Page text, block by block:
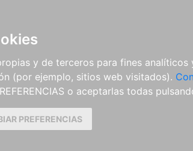
y de terceros para fines
(por ejemplo, sitios web visitados).
o aceptarlas todas
PREFERENCIAS